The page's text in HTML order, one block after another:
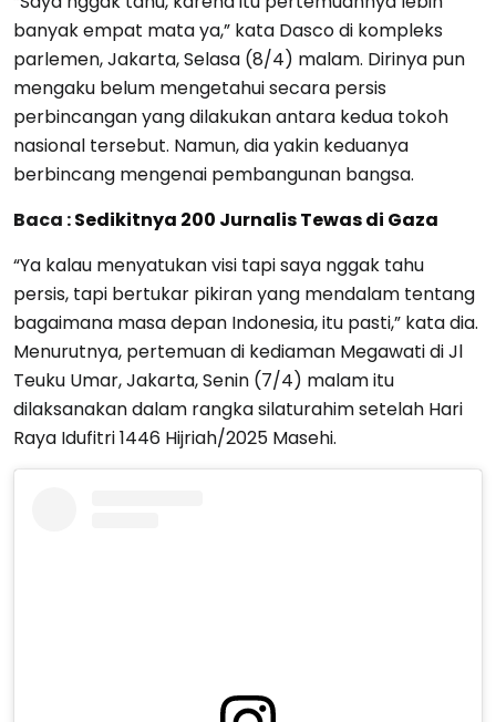
banyak empat mata ya,” kata Dasco di kompleks
parlemen, Jakarta, Selasa (8/4) malam. Dirinya pun
mengaku belum mengetahui secara persis
perbincangan yang dilakukan antara kedua tokoh
nasional tersebut. Namun, dia yakin keduanya
berbincang mengenai pembangunan bangsa.
Baca :Sedikitnya 200 Jurnalis Tewas di Gaza
“Ya kalau menyatukan visi tapi saya nggak tahu
persis, tapi bertukar pikiran yang mendalam tentang
bagaimana masa depan Indonesia, itu pasti,” kata dia.
Menurutnya, pertemuan di kediaman Megawati di Jl
Teuku Umar, Jakarta, Senin (7/4) malam itu
dilaksanakan dalam rangka silaturahim setelah Hari
Raya Idufitri 1446 Hijriah/2025 Masehi.